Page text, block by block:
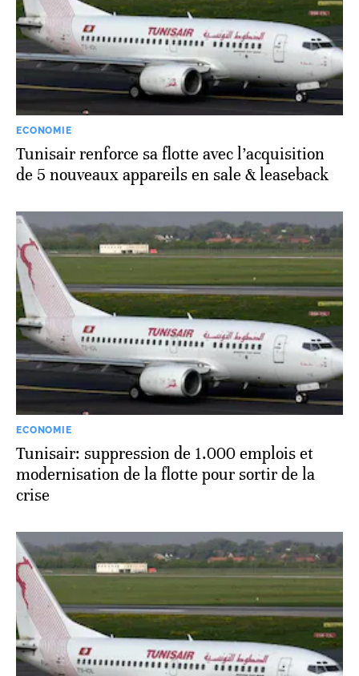
ECONOMIE
Tunisair renforce sa flotte avec l’acquisition
de 5 nouveaux appareils en sale & leaseback
ECONOMIE
Tunisair: suppression de 1.000 emplois et
modernisation de la flotte pour sortir de la
crise